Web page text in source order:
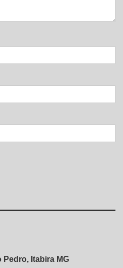
Pedro, Itabira MG